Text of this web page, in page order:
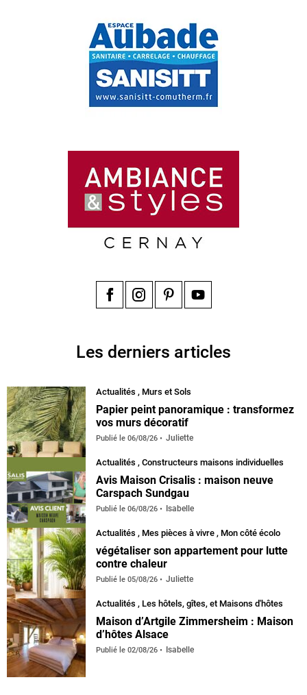
Les derniers articles
Actualités , Murs et Sols
Papier peint panoramique : transformez
vos murs décoratif
Publié le 06/08/26 Juliette
Actualités , Constructeurs maisons individuelles
Avis Maison Crisalis : maison neuve
Carspach Sundgau
Publié le 06/08/26 Isabelle
Actualités , Mes pièces à vivre , Mon côté écolo
végétaliser son appartement pour lutte
contre chaleur
Publié le 05/08/26 Juliette
Actualités , Les hôtels, gîtes, et Maisons d'hôtes
Maison d’Artgile Zimmersheim : Maison
d’hôtes Alsace
Publié le 02/08/26 Isabelle